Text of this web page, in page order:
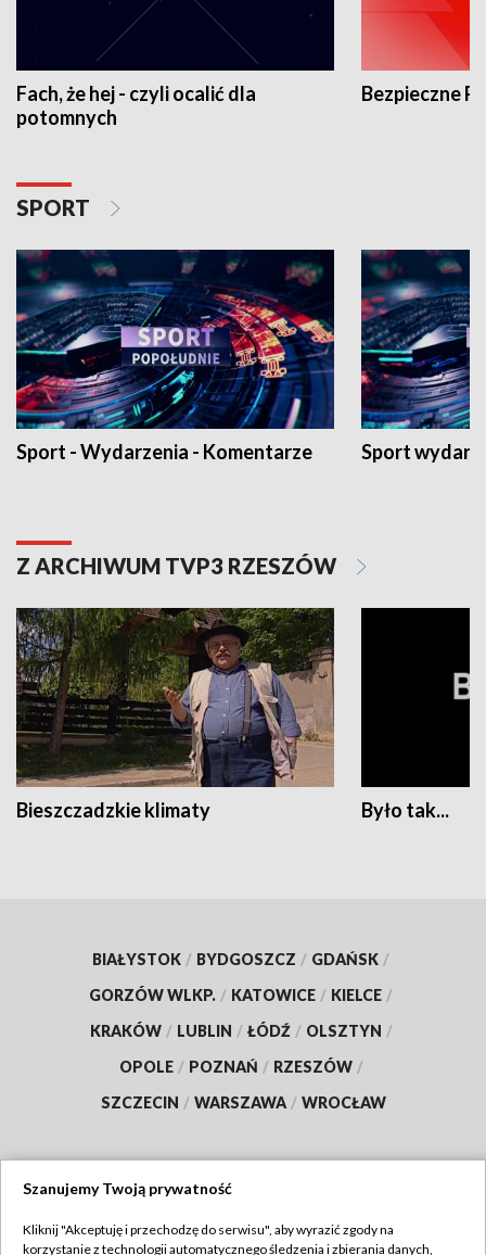
Fach, że hej - czyli ocalić dla
potomnych
Bezpieczne
SPORT
Sport - Wydarzenia - Komentarze Sport
Z ARCHIWUM TVP3 RZESZÓW
Bieszczadzkie klimaty Było tak...
BIAŁYSTOK / BYDGOSZCZ / GDAŃSK /
GORZÓW WLKP. / KATOWICE / KIELCE /
KRAKÓW / LUBLIN / ŁÓDŹ / OLSZTYN /
OPOLE / POZNAŃ / RZESZÓW /
SZCZECIN / WARSZAWA / WROCŁAW
Szanujemy Twoją prywatność
Kliknij "Akceptuję i przechodzę do serwisu", aby wyrazić zgody na
korzystanie z technologii automatycznego śledzenia i zbierania danych,